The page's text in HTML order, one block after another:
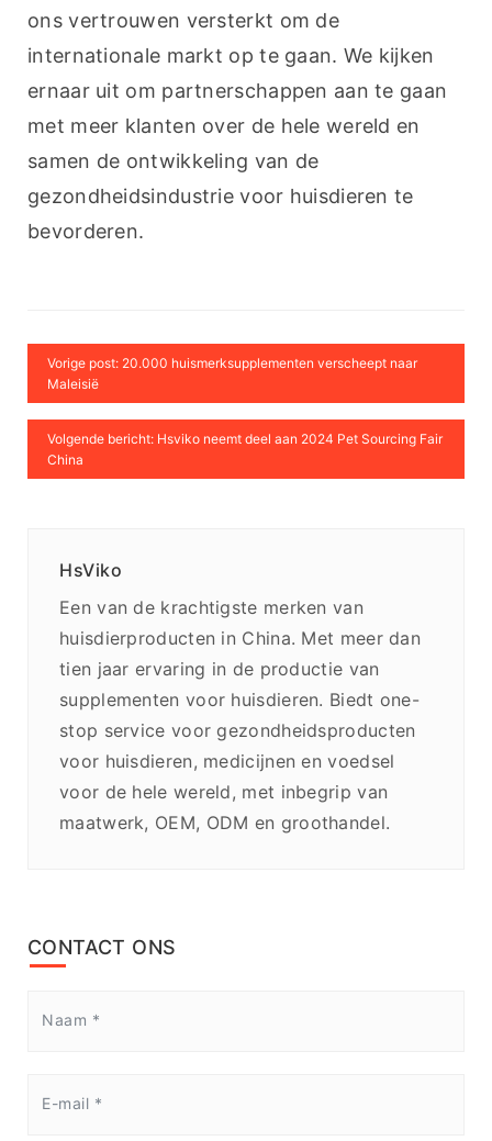
ons vertrouwen versterkt om de
internationale markt op te gaan. We kijken
ernaar uit om partnerschappen aan te gaan
met meer klanten over de hele wereld en
samen de ontwikkeling van de
gezondheidsindustrie voor huisdieren te
bevorderen.
Vorige post: 20.000 huismerksupplementen verscheept naar
Maleisië
Volgende bericht: Hsviko neemt deel aan 2024 Pet Sourcing Fair
China
HsViko
Een van de krachtigste merken van
huisdierproducten in China. Met meer dan
tien jaar ervaring in de productie van
supplementen voor huisdieren. Biedt one-
stop service voor gezondheidsproducten
voor huisdieren, medicijnen en voedsel
voor de hele wereld, met inbegrip van
maatwerk, OEM, ODM en groothandel.
CONTACT ONS